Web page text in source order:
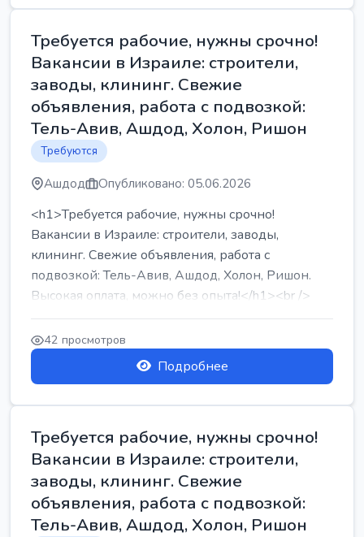
Требуется рабочие, нужны срочно!
Вакансии в Израиле: строители,
заводы, клининг. Свежие
объявления, работа с подвозкой:
Тель-Авив, Ашдод, Холон, Ришон
Требуются
Ашдод Опубликовано: 05.06.2026
<h1>Требуется рабочие, нужны срочно!
Вакансии в Израиле: строители, заводы,
клининг. Свежие объявления, работа с
подвозкой: Тель-Авив, Ашдод, Холон, Ришон.
Высокая оплата, можно без опыта!</h1><br />
...
42 просмотров
Подробнее
Требуется рабочие, нужны срочно!
Вакансии в Израиле: строители,
заводы, клининг. Свежие
объявления, работа с подвозкой:
Тель-Авив, Ашдод, Холон, Ришон